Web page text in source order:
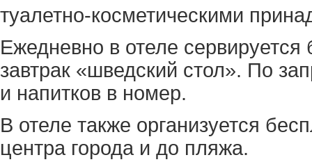
туалетно-косметическими
Ежедневно в отеле
завтрак «шведский стол». По
и напитков в номер.
В отеле также организуется
центра города и до пляжа.